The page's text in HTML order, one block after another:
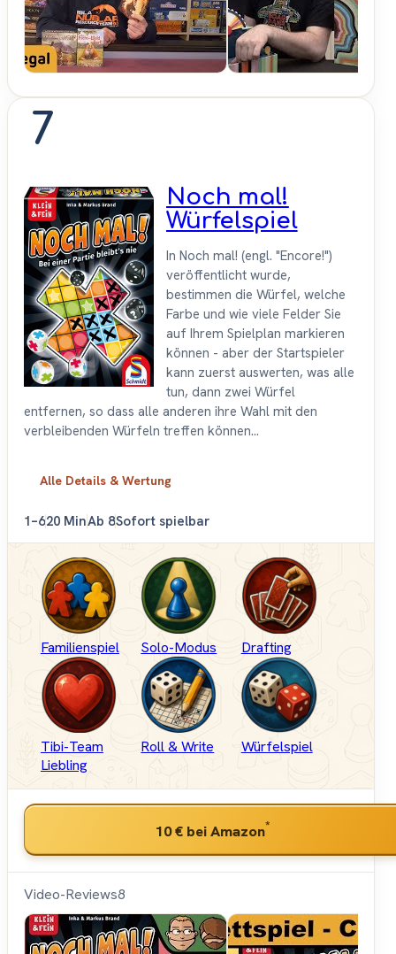
Brettspiele
7
Noch mal!
Würfelspiel
In Noch mal! (engl. "Encore!")
veröffentlicht wurde,
bestimmen die Würfel, welche
Farbe und wie viele Felder Sie
auf Ihrem Spielplan markieren
können - aber der Startspieler
kann zuerst auswerten, was alle
tun, dann zwei Würfel
entfernen, so dass alle anderen ihre Wahl mit den
verbleibenden Würfeln treffen können...
Alle Details & Wertung
1–620 MinAb 8Sofort spielbar
Familienspiel Solo-Modus Drafting
Tibi-Team
Liebling
Roll & Write Würfelspiel
10 € bei Amazon*
Video-Reviews8